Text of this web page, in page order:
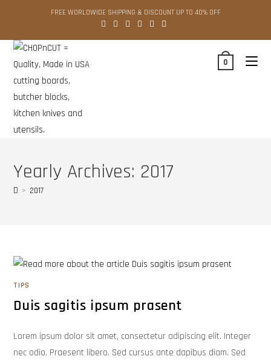
FREE WORLDWIDE SHIPPING & DISCOUNT UP TO 40% OFF
0
Yearly Archives: 2017
> 2017
TIPS
Duis sagitis ipsum prasent
Lorem ipsum dolor sit amet, consectetur adipiscing elit. Integer
nec odio. Praesent libero. Sed cursus ante dapibus diam. Sed